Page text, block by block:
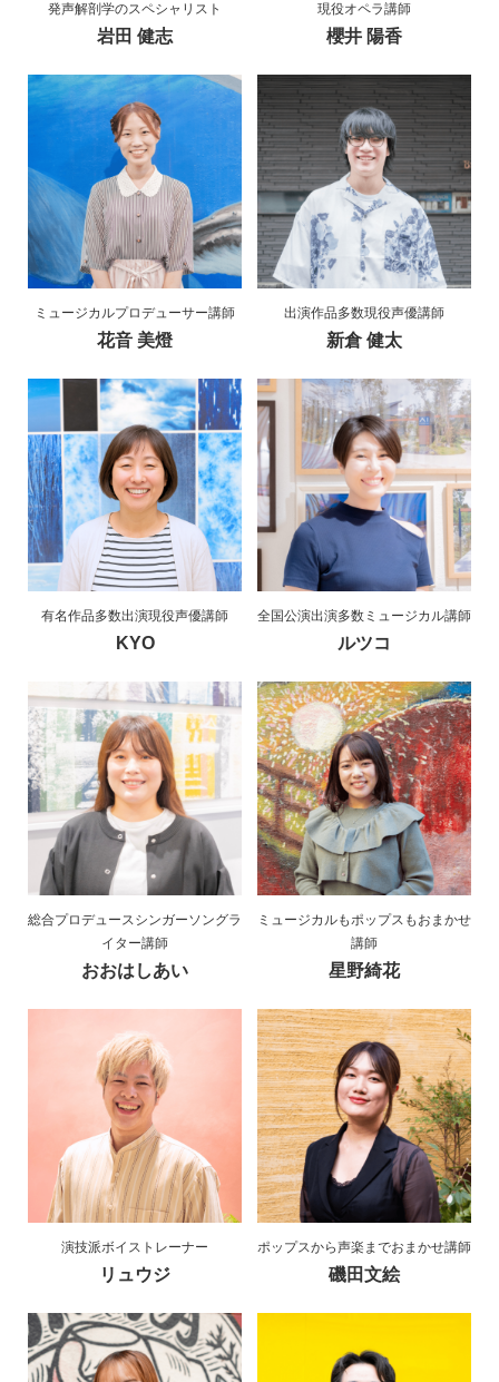
発声解剖学のスペシャリスト
岩田 健志
現役オペラ講師
櫻井 陽香
ミュージカルプロデューサー講師
花音 美燈
出演作品多数現役声優講師
新倉 健太
有名作品多数出演現役声優講師
KYO
全国公演出演多数ミュージカル講師
ルツコ
総合プロデュースシンガーソングラ
イター講師
おおはしあい
ミュージカルもポップスもおまかせ
講師
星野綺花
演技派ボイストレーナー
リュウジ
ポップスから声楽までおまかせ講師
磯田文絵